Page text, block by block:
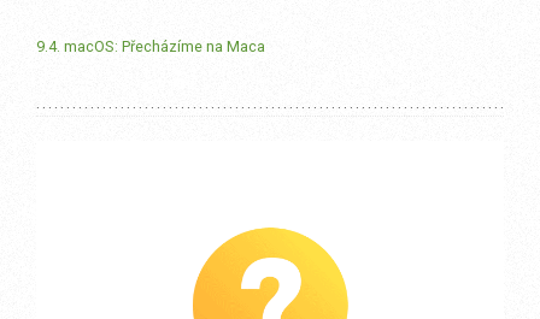
9.4. macOS: Přecházíme na Maca